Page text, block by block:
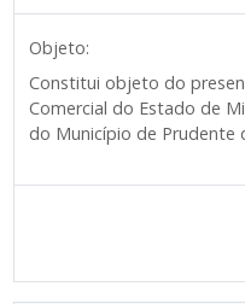
Objeto:
Constitui objeto do
Comercial do Estado de
do Município de Prudente